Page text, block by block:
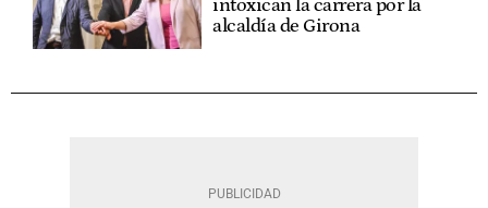
intoxican la carrera por la
alcaldía de Girona